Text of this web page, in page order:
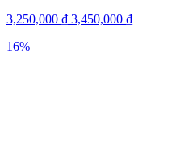
3,250,000 ₫ 3,450,000 ₫
16%